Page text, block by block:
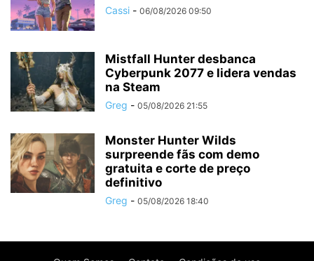
Cassi - 06/08/2026 09:50
Mistfall Hunter desbanca
Cyberpunk 2077 e lidera vendas
na Steam
Greg - 05/08/2026 21:55
Monster Hunter Wilds
surpreende fãs com demo
gratuita e corte de preço
definitivo
Greg - 05/08/2026 18:40